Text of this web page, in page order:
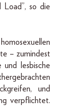
Load”, so die
– zumindest
und lesbische
und
verpflichtet.